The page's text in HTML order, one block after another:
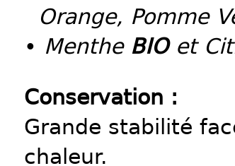
Orange, Pomme
• Menthe BIOet
Conservation :
Grande stabilité
chaleur.